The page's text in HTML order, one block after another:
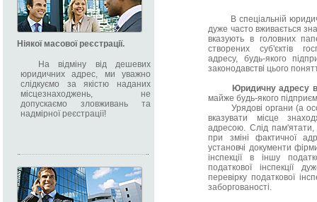
Ніякої масової реєстрації.
На відміну від дешевих
юридичних адрес, ми уважно
слідкуємо за якістю наданих
місцезнаходжень, не
допускаємо зловживань та
надмірної реєстрації!
В спеціальній
дуже часто вживається
вказують в головних
створених суб'єктів
адресу, будь-якого
законодавстві цього
Юридичну адресу в
майже будь-якого
Урядові органи (а
вказувати місце
адресою. Слід
при зміні фактичної
установчі документи
інспекції в іншу
податкової інспекції
перевірку податкової
заборгованості.